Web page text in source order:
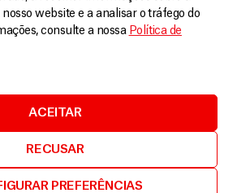
website e a analisar o tráfego do
consulte a nossa Política de
ACEITAR
RECUSAR
PREFERÊNCIAS
das Nações Unidas)